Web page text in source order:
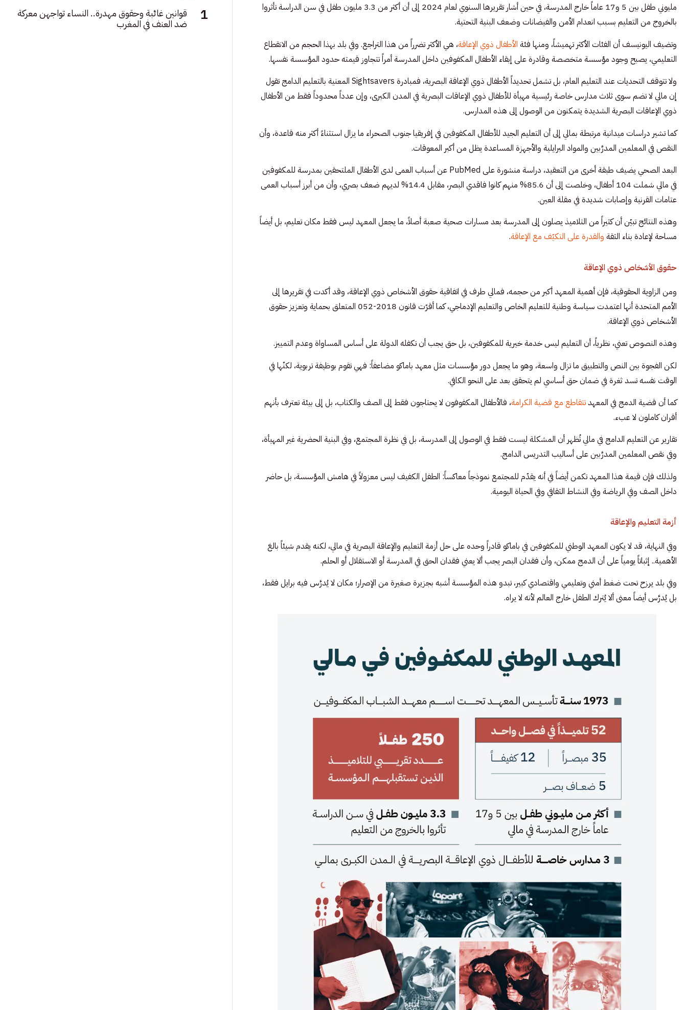
مليوني طفل بين 5 و17 عاماً خارج المدرسة، في حين أشار تقريرها السنوي لعام 2024 إلى أن أكثر من 3.3 مليون طفل في سن الدراسة تأثروا
بالخروج من التعليم بسبب انعدام الأمن والفيضانات وضعف البنية التحتية.
وتضيف اليونيسف أن الفئات الأكثر تهميشاً، ومنها فئة الأطفال ذوي الإعاقة، هي الأكثر تضرراً من هذا التراجع. وفي بلد بهذا الحجم من الانقطاع
التعليمي، يصبح وجود مؤسسة متخصصة وقادرة على إبقاء الأطفال المكفوفين داخل المدرسة أمراً تتجاوز قيمته حدود المؤسسة نفسها.
ولا تتوقف التحديات عند التعليم العام، بل تشمل تحديداً الأطفال ذوي الإعاقة البصرية، فمبادرة Sightsavers المعنية بالتعليم الدامج تقول
إن مالي لا تضم سوى ثلاث مدارس خاصة رئيسية مهيأة للأطفال ذوي الإعاقات البصرية في المدن الكبرى، وإن عدداً محدوداً فقط من الأطفال
ذوي الإعاقات البصرية الشديدة يتمكنون من الوصول إلى هذه المدارس.
كما تشير دراسات ميدانية مرتبطة بمالي إلى أن التعليم الجيد للأطفال المكفوفين في إفريقيا جنوب الصحراء ما يزال استثناءً أكثر منه قاعدة، وأن
النقص في المعلمين المدرَّبين والمواد البرايلية والأجهزة المساعدة يظل من أكبر المعوقات.
البعد الصحي يضيف طبقة أخرى من التعقيد، دراسة منشورة على PubMed عن أسباب العمى لدى الأطفال الملتحقين بمدرسة للمكفوفين
في مالي شملت 104 أطفال، وخلصت إلى أن 85.6% منهم كانوا فاقدي البصر، مقابل 14.4% لديهم ضعف بصري، وأن من أبرز أسباب العمى
عتامات القرنية وإصابات شديدة في مقلة العين.
وهذه النتائج تبيّن أن كثيراً من التلاميذ يصلون إلى المدرسة بعد مسارات صحية صعبة أصلاً، ما يجعل المعهد ليس فقط مكان تعليم، بل أيضاً
مساحة لإعادة بناء الثقة والقدرة على التكيّف مع الإعاقة.
حقوق الأشخاص ذوي الإعاقة
ومن الزاوية الحقوقية، فإن أهمية المعهد أكبر من حجمه، فمالي طرف في اتفاقية حقوق الأشخاص ذوي الإعاقة، وقد أكدت في تقريرها إلى
الأمم المتحدة أنها اعتمدت سياسة وطنية للتعليم الخاص والتعليم الإدماجي، كما أقرّت قانون 2018-052 المتعلق بحماية وتعزيز حقوق
الأشخاص ذوي الإعاقة.
وهذه النصوص تعني، نظرياً، أن التعليم ليس خدمة خيرية للمكفوفين، بل حق يجب أن تكفله الدولة على أساس المساواة وعدم التمييز.
لكن الفجوة بين النص والتطبيق ما تزال واسعة، وهو ما يجعل دور مؤسسات مثل معهد باماكو مضاعفاً: فهي تقوم بوظيفة تربوية، لكنّها في
الوقت نفسه تسد ثغرة في ضمان حق أساسي لم يتحقق بعد على النحو الكافي.
كما أن قضية الدمج في المعهدتتقاطع مع قضية الكرامة، فالأطفال المكفوفون لا يحتاجون فقط إلى الصف والكتاب، بل إلى بيئة تعترف بأنهم
أقران كاملون لا عبء.
تقارير عن التعليم الدامج في مالي تُظهر أن المشكلة ليست فقط في الوصول إلى المدرسة، بل في نظرة المجتمع، وفي البنية الحضرية غير المهيأة،
وفي نقص المعلمين المدرَّبين على أساليب التدريس الدامج.
ولذلك فإن قيمة هذا المعهد تكمن أيضاً في أنه يقدّم للمجتمع نموذجاً معاكساً: الطفل الكفيف ليس معزولاً في هامش المؤسسة، بل حاضر
داخل الصف وفي الرياضة وفي النشاط الثقافي وفي الحياة اليومية.
أزمة التعليم والإعاقة
وفي النهاية، قد لا يكون المعهد الوطني للمكفوفين في باماكو قادراً وحده على حل أزمة التعليم والإعاقة البصرية في مالي، لكنه يقدم شيئاً بالغ
الأهمية.. إثباتاً يومياً على أن الدمج ممكن، وأن فقدان البصر يجب ألا يعني فقدان الحق في المدرسة أو الاستقلال أو الحلم.
وفي بلد يرزح تحت ضغط أمني وتعليمي واقتصادي كبير، تبدو هذه المؤسسة أشبه بجزيرة صغيرة من الإصرار؛ مكان لا يُدرَّس فيه برايل فقط،
بل يُدرَّس أيضاً معنى ألا يُترك الطفل خارج العالم لأنه لا يراه.
قوانين غائبة وحقوق مهدرة.. النساء تواجهن معركة
ضد العنف في المغرب